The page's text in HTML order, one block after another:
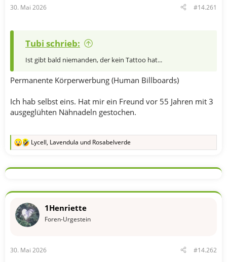
r
a
30. Mai 2026 #14.261
Tubi schrieb:
Ist gibt bald niemanden, der kein Tattoo hat...
Permanente Körperwerbung (Human Billboards)
Ich hab selbst eins. Hat mir ein Freund vor 55 Jahren mit 3
ausgeglühten Nähnadeln gestochen.
R
k
o
e
n
Lycell, Lavendula und Rosabelverde
1Henriette
Foren-Urgestein
30. Mai 2026 #14.262